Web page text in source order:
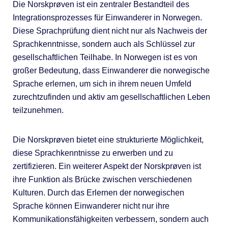
Die Norskprøven ist ein zentraler Bestandteil des
Integrationsprozesses für Einwanderer in Norwegen.
Diese Sprachprüfung dient nicht nur als Nachweis der
Sprachkenntnisse, sondern auch als Schlüssel zur
gesellschaftlichen Teilhabe. In Norwegen ist es von
großer Bedeutung, dass Einwanderer die norwegische
Sprache erlernen, um sich in ihrem neuen Umfeld
zurechtzufinden und aktiv am gesellschaftlichen Leben
teilzunehmen.
Die Norskprøven bietet eine strukturierte Möglichkeit,
diese Sprachkenntnisse zu erwerben und zu
zertifizieren. Ein weiterer Aspekt der Norskprøven ist
ihre Funktion als Brücke zwischen verschiedenen
Kulturen. Durch das Erlernen der norwegischen
Sprache können Einwanderer nicht nur ihre
Kommunikationsfähigkeiten verbessern, sondern auch